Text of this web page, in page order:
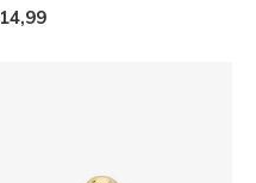
14,99